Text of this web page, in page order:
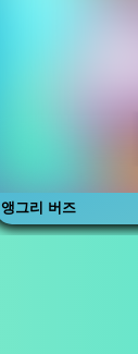
앵그리 버즈